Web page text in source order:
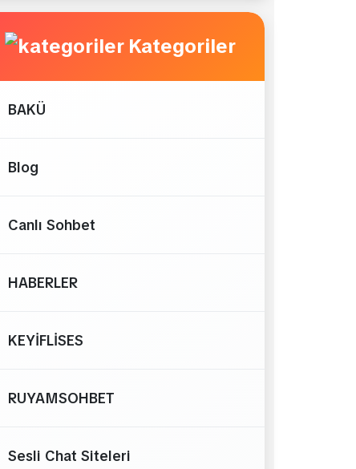
Kategoriler
BAKÜ
Blog
Canlı Sohbet
HABERLER
KEYİFLİSES
RUYAMSOHBET
Sesli Chat Siteleri